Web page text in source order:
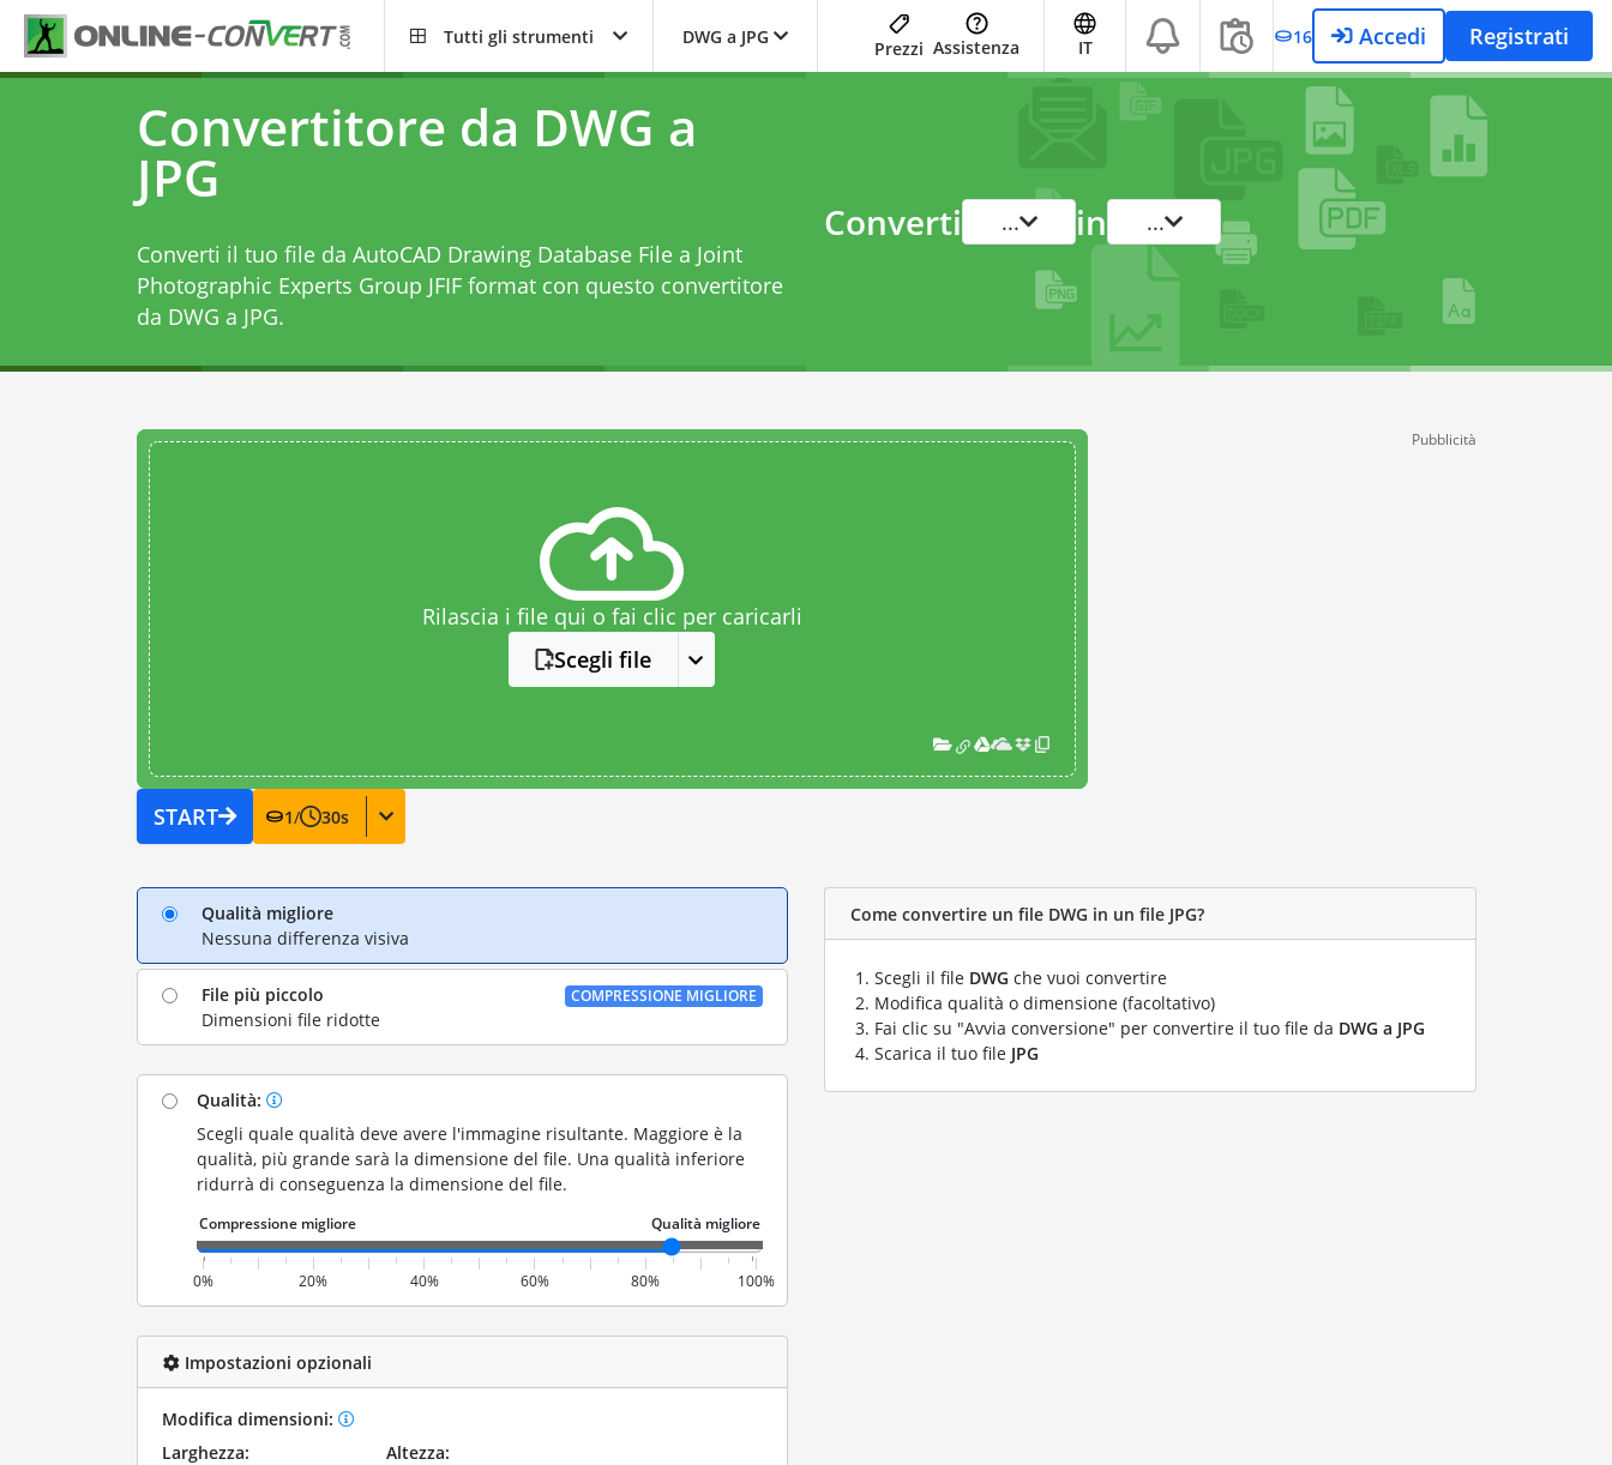
Tutti gli strumenti DWG a JPG
Prezzi Assistenza IT 16 Accedi Registrati
Convertitore da DWG a
JPG
Converti il tuo file da AutoCAD Drawing Database File a Joint
Photographic Experts Group JFIF format con questo convertitore
da DWG a JPG.
Converti ... in ...
Rilascia i file qui o fai clic per caricarli
Scegli file
START 1/ 30s
Pubblicità
Qualità migliore
Nessuna differenza visiva
File più piccolo
Dimensioni file ridotte
COMPRESSIONE MIGLIORE
Qualità:
Scegli quale qualità deve avere l'immagine risultante. Maggiore è la
qualità, più grande sarà la dimensione del file. Una qualità inferiore
ridurrà di conseguenza la dimensione del file.
0% 20% 40% 60% 80% 100%
Impostazioni opzionali
Modifica dimensioni:
Larghezza:
Altezza:
Come convertire un file DWG in un file JPG?
Scegli il file DWG che vuoi convertire
Modifica qualità o dimensione (facoltativo)
Fai clic su "Avvia conversione" per convertire il tuo file da DWG a JPG
Scarica il tuo file JPG